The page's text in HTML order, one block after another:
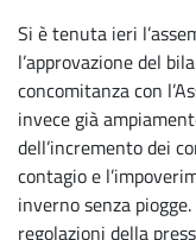
Si è tenuta ieri
l’approvazione del
concomitanza con
invece già
dell’incremento dei
contagio e
inverno senza
regolazioni della